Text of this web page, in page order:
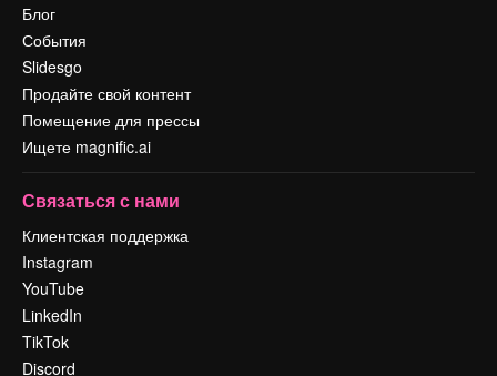
Блог
События
Slidesgo
Продайте свой контент
Помещение для прессы
Ищете magnific.ai
Связаться с нами
Клиентская поддержка
Instagram
YouTube
LinkedIn
TikTok
Discord